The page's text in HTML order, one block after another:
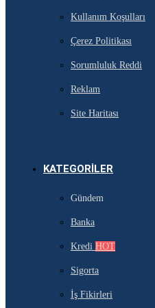
Kullanım Koşulları
Çerez Politikası
Sorumluluk Reddi
Reklam
Site Haritası
KATEGORILER
Gündem
Banka
Kredi HOT
Sigorta
İş Fikirleri